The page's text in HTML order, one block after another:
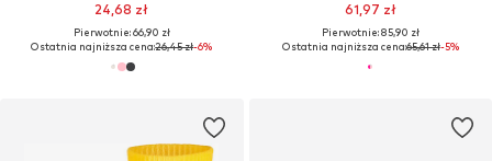
24,68 zł
Pierwotnie: 66,90 zł
Ostatnia najniższa cena:26,45 zł-6%
61,97 zł
Pierwotnie: 85,90 zł
Ostatnia najniższa cena:65,61 zł-5%